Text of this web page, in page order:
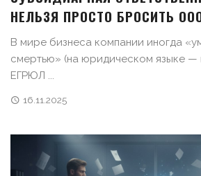
НЕЛЬЗЯ ПРОСТО БРОСИТЬ
В мире бизнеса компании иногда
смертью» (на юридическом языке —
ЕГРЮЛ ...
16.11.2025